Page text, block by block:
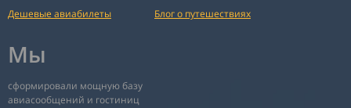
Дешевые авиабилеты
Блог о путешествиях
Мы
сформировали мощную базу
авиасообщений и гостиниц